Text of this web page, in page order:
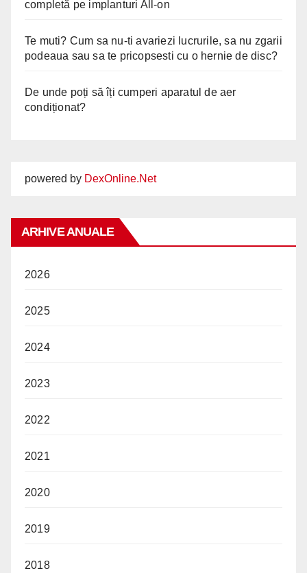
completă pe implanturi All-on
Te muti? Cum sa nu-ti avariezi lucrurile, sa nu zgarii
podeaua sau sa te pricopsesti cu o hernie de disc?
De unde poți să îți cumperi aparatul de aer
condiționat?
powered by DexOnline.Net
ARHIVE ANUALE
2026
2025
2024
2023
2022
2021
2020
2019
2018